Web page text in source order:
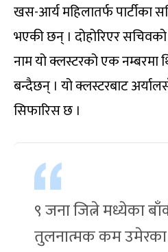
खस-आर्य महिलातर्फ पार्टीका
भएकी छन् । दोहोरिएर
नाम यो क्लस्टरको एक नम्बरमा
बन्दैछन् । यो क्लस्टरबाट
सिफारिस छ ।
९ जना जित्ने मध्येका
तुलनात्मक कम